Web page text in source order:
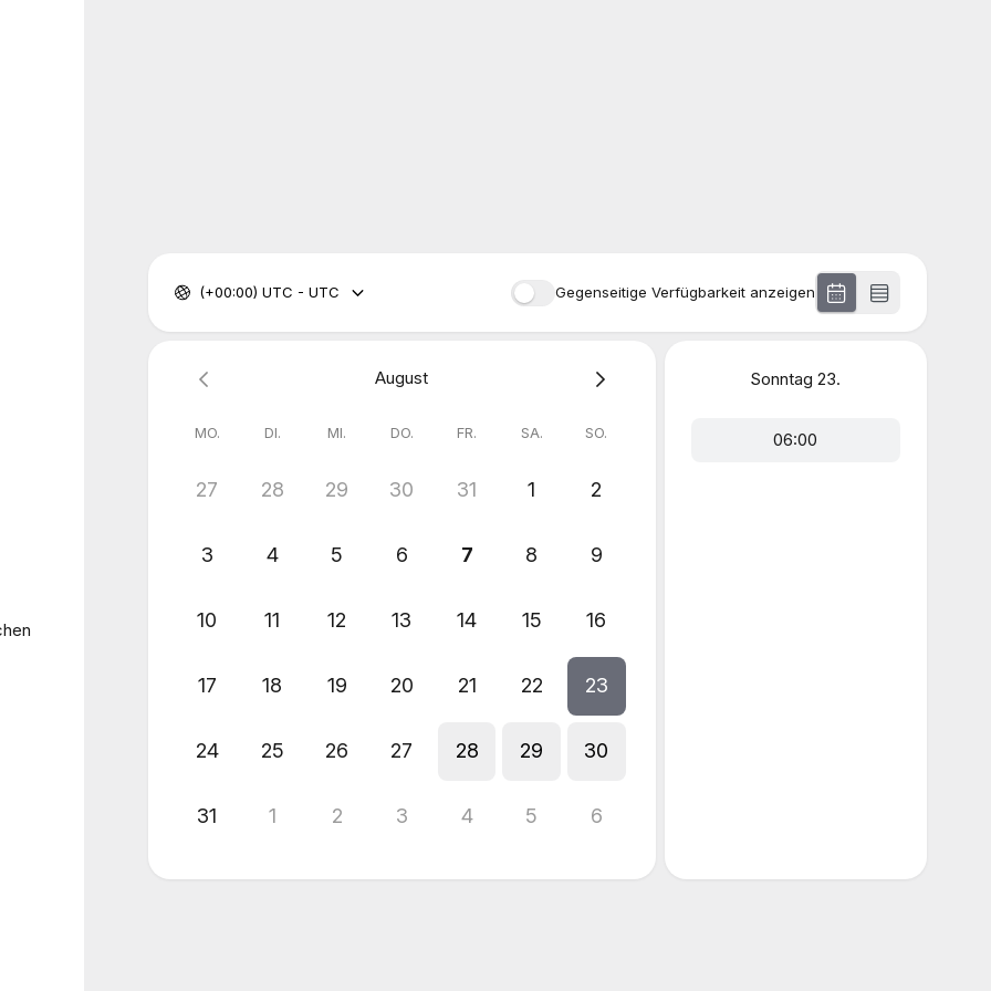
Gegenseitige Verfügbarkeit anzeigen
(+00:00) UTC - UTC
August
MO. DI. MI. DO. FR. SA. SO.
27 28 29 30 31 1 2
3 4 5 6 7 8 9
10 11 12 13 14 15 16
17 18 19 20 21 22 23
24 25 26 27 28 29 30
31 1 2 3 4 5 6
Sonntag 23.
06:00